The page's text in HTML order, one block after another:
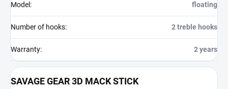
Model : floating
Number of hooks: 2 treble hooks
Warranty: 2 years
SAVAGE GEAR 3D MACK STICK